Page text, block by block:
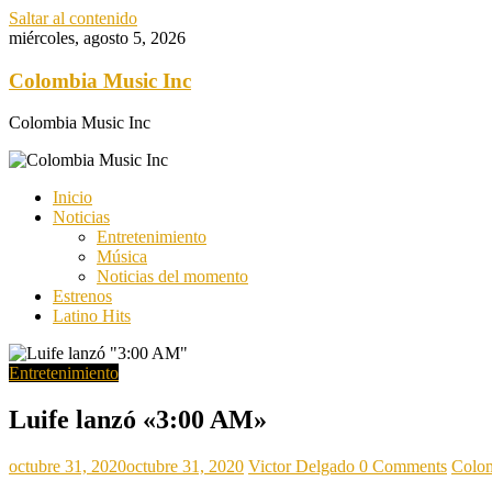
Saltar al contenido
miércoles, agosto 5, 2026
Colombia Music Inc
Colombia Music Inc
Inicio
Noticias
Entretenimiento
Música
Noticias del momento
Estrenos
Latino Hits
Entretenimiento
Luife lanzó «3:00 AM»
octubre 31, 2020octubre 31, 2020 Victor Delgado 0 Comments